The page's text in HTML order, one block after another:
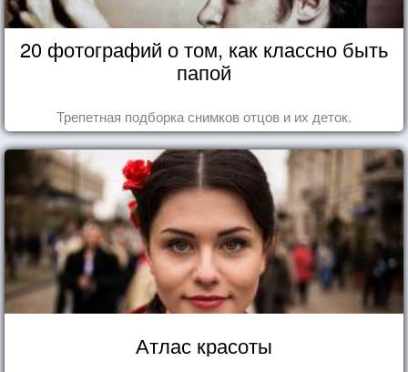
20 фотографий о том, как классно быть
папой
Трепетная подборка снимков отцов и их деток.
Атлас красоты